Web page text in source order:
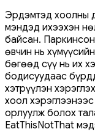
Эрдэмтэд хоолны
мэндэд ихээхэн
байсан.
өвчин нь
бөгөөд сүү нь их
бодисуудаас
хэтрүүлэн
хоол
орлуулж болох
EatThisNotThat